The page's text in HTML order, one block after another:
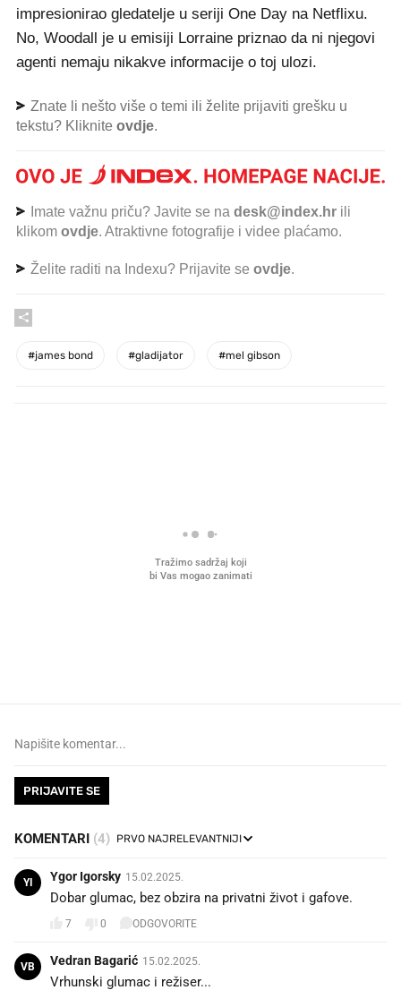
impresionirao gledatelje u seriji One Day na Netflixu.
No, Woodall je u emisiji Lorraine priznao da ni njegovi
agenti nemaju nikakve informacije o toj ulozi.
Znate li nešto više o temi ili želite prijaviti grešku u
tekstu? Kliknite ovdje.
Imate važnu priču? Javite se na desk@index.hr ili
klikom ovdje. Atraktivne fotografije i videe plaćamo.
Želite raditi na Indexu? Prijavite se ovdje.
#james bond #gladijator #mel gibson
PRIJAVITE SE
KOMENTARI (4)
YI Ygor Igorsky 15.02.2025.
Dobar glumac, bez obzira na privatni život i gafove.
7 0 ODGOVORITE
VB Vedran Bagarić 15.02.2025.
Vrhunski glumac i režiser...